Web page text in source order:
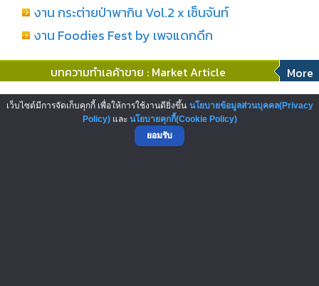
งาน กระต่ายป่าพากิน Vol.2 x เซ็นจันท์
งาน Foodies Fest by เพจแดกดึก
บทความทำเลค้าขาย : Market Article More
โอกาสสู่การเป็นผู้ประกอบการสถานี
บริการน้ำมันเชลล์ บริษัทพลังงานระดับ
โลก...
เว็บไซต์มีการจัดเก็บคุกกี้ เพื่อให้การใช้งานดียิ่งขึ้น นโยบายข้อมูลส่วนบุคคล(Privacy
Policy)และ นโยบายคุกกี้(Cookie Policy)
ยอมรับ